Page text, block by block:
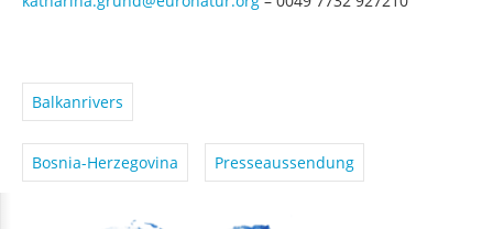
Balkanrivers
Bosnia-Herzegovina Presseaussendung